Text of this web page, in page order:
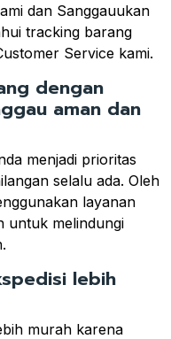
dan Sanggauukan
tracking barang
Service kami.
dengan
aman dan
menjadi prioritas
selalu ada. Oleh
layanan
untuk melindungi
lebih
murah karena